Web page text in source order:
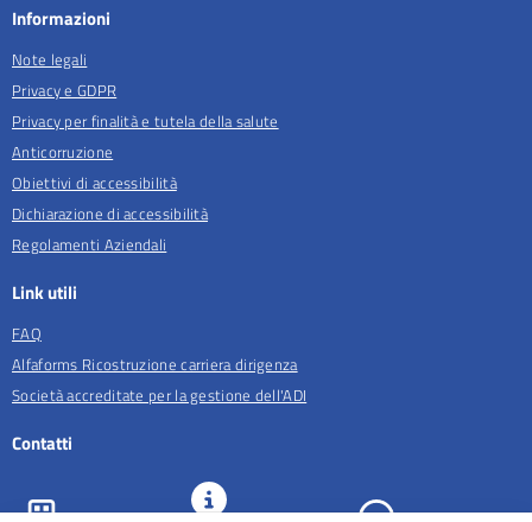
Informazioni
Note legali
Privacy e GDPR
Privacy per finalità e tutela della salute
Anticorruzione
Obiettivi di accessibilità
Dichiarazione di accessibilità
Regolamenti Aziendali
Link utili
FAQ
Alfaforms Ricostruzione carriera dirigenza
Società accreditate per la gestione dell'ADI
Contatti